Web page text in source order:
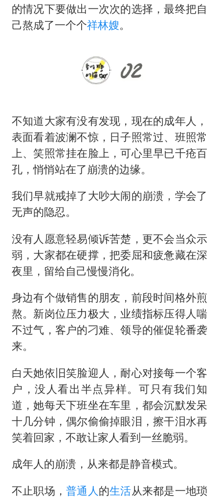
的情况下要做出一次次的选择，最终把自
己熬成了一个个祥林嫂。
不知道大家有没有发现，现在的成年人，
表面看着波澜不惊，日子照常过、班照常
上、笑照常挂在脸上，可心里早已千疮百
孔，悄悄站在了崩溃的边缘。
我们早就戒掉了大吵大闹的崩溃，学会了
无声的隐忍。
没有人愿意轻易倾诉苦楚，更不会当众示
弱，大家都在硬撑，把委屈和疲惫藏在深
夜里，留给自己慢慢消化。
身边有个做销售的朋友，前段时间格外煎
熬。新岗位压力极大，业绩指标压得人喘
不过气，客户的刁难、领导的催促轮番袭
来。
白天她依旧笑脸迎人，耐心对接每一个客
户，没人看出半点异样。可只有我们知
道，她每天下班坐在车里，都会沉默发呆
十几分钟，偶尔偷偷掉眼泪，擦干泪水再
笑着回家，不敢让家人看到一丝脆弱。
成年人的崩溃，从来都是静音模式。
不止职场，普通人 的生活从来都是一地琐